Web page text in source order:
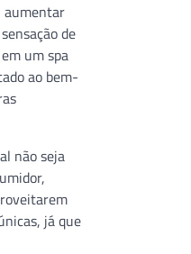
aumentar
de
um spa
ao bem-
não seja
já que